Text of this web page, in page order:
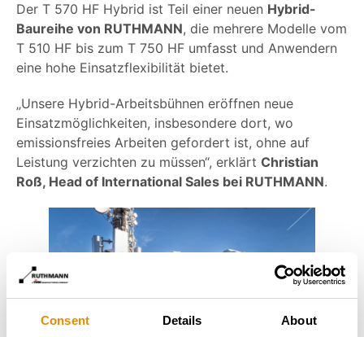
Consent Details About
Der T 570 HF Hybrid ist Teil einer neuen Hybrid-
Baureihe von RUTHMANN, die mehrere Modelle vom
T 510 HF bis zum T 750 HF umfasst und Anwendern
eine hohe Einsatzflexibilität bietet.
„Unsere Hybrid-Arbeitsbühnen eröffnen neue
Einsatzmöglichkeiten, insbesondere dort, wo
emissionsfreies Arbeiten gefordert ist, ohne auf
Leistung verzichten zu müssen“, erklärt Christian
Roß, Head of International Sales bei RUTHMANN.